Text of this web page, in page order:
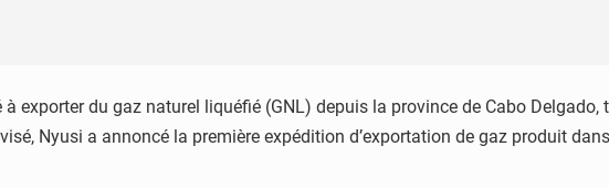
exporter du gaz naturel liquéfié (GNL) depuis la province de Cabo
Nyusi a annoncé la première expédition d’exportation de gaz produit